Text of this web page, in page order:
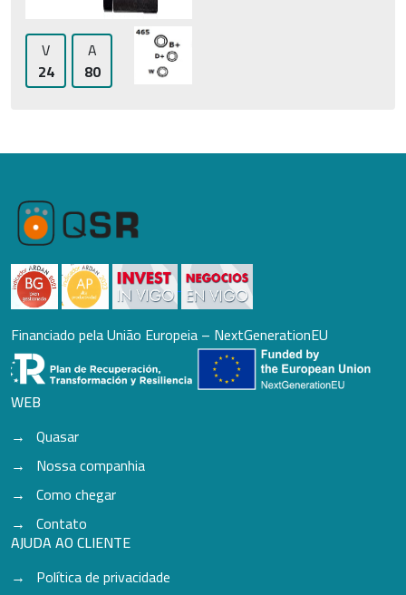
V
24
A
80
Financiado pela União Europeia – NextGenerationEU
WEB
Quasar
Nossa companhia
Como chegar
Contato
AJUDA AO CLIENTE
Política de privacidade